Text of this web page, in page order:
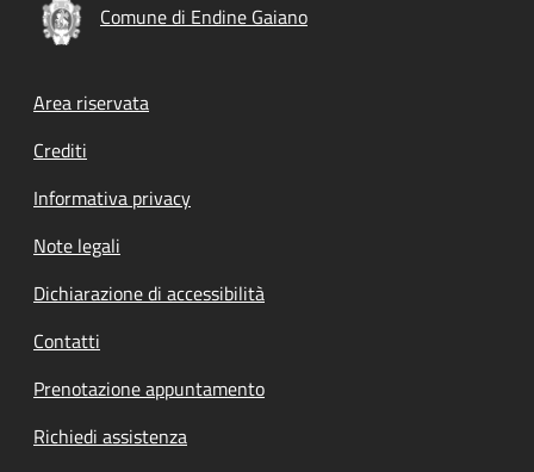
Comune di Endine Gaiano
Footer menu
Area riservata
Crediti
Informativa privacy
Note legali
Dichiarazione di accessibilità
Contatti
Prenotazione appuntamento
Richiedi assistenza